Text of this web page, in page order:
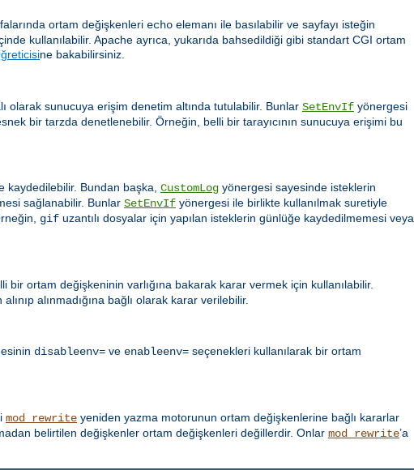
ortam değişkenleri echo elemanı ile basılabilir ve sayfayı isteğin
kullanılabilir. Apache ayrıca, yukarıda bahsedildiği gibi standart CGI ortam
ne bakabilirsiniz.
olarak sunucuya erişim denetim altında tutulabilir. Bunlar SetEnvIf yönergesi
bir tarzda denetlenebilir. Örneğin, belli bir tarayıcının sunucuya erişimi bu
kaydedilebilir. Bundan başka, CustomLog yönergesi sayesinde isteklerin
sağlanabilir. Bunlar SetEnvIf yönergesi ile birlikte kullanılmak suretiyle
gif uzantılı dosyalar için yapılan isteklerin günlüğe kaydedilmemesi veya
ortam değişkeninin varlığına bakarak karar vermek için kullanılabilir.
alınmadığına bağlı olarak karar verilebilir.
disableenv= ve enableenv= seçenekleri kullanılarak bir ortam
mod_rewrite yeniden yazma motorunun ortam değişkenlerine bağlı kararlar
belirtilen değişkenler ortam değişkenleri değillerdir. Onlar mod_rewrite’a